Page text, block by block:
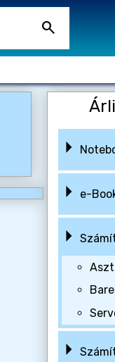
search
e-